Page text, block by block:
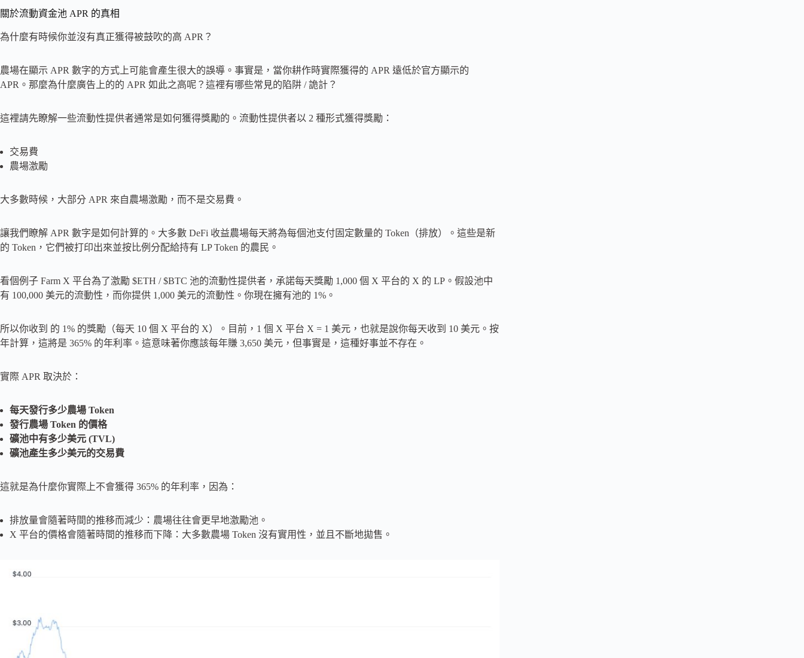
關於流動資金池 APR 的真相
為什麼有時候你並沒有真正獲得被鼓吹的高 APR？
農場在顯示 APR 數字的方式上可能會產生很大的誤導。事實是，當你耕作時實際獲得的 APR 遠低於官方顯示的
APR。那麼為什麼廣告上的的 APR 如此之高呢？這裡有哪些常見的陷阱 / 詭計？
這裡請先瞭解一些流動性提供者通常是如何獲得獎勵的。流動性提供者以 2 種形式獲得獎勵：
交易費
農場激勵
大多數時候，大部分 APR 來自農場激勵，而不是交易費。
讓我們瞭解 APR 數字是如何計算的。大多數 DeFi 收益農場每天將為每個池支付固定數量的 Token（排放）。這些是新
的 Token，它們被打印出來並按比例分配給持有 LP Token 的農民。
看個例子 Farm X 平台為了激勵 $ETH / $BTC 池的流動性提供者，承諾每天獎勵 1,000 個 X 平台的 X 的 LP。假設池中
有 100,000 美元的流動性，而你提供 1,000 美元的流動性。你現在擁有池的 1%。
所以你收到 的 1% 的獎勵（每天 10 個 X 平台的 X）。目前，1 個 X 平台 X = 1 美元，也就是說你每天收到 10 美元。按
年計算，這將是 365% 的年利率。這意味著你應該每年賺 3,650 美元，但事實是，這種好事並不存在。
實際 APR 取決於：
每天發行多少農場 Token
發行農場 Token 的價格
礦池中有多少美元 (TVL)
礦池產生多少美元的交易費
這就是為什麼你實際上不會獲得 365% 的年利率，因為：
排放量會隨著時間的推移而減少：農場往往會更早地激勵池。
X 平台的價格會隨著時間的推移而下降：大多數農場 Token 沒有實用性，並且不斷地拋售。